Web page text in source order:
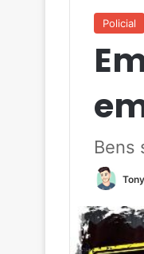
Policial
Bens